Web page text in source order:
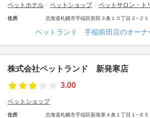
ペットホテル ペットショップ ペットサロン・ト
住所 北海道札幌市手稲区前田３条１０丁目２−２１
ペットランド 手稲前田店のオーナ
株式会社ペットランド 新発寒店
3.00
ペットショップ
住所 北海道札幌市手稲区新発寒４条１丁目１−６５